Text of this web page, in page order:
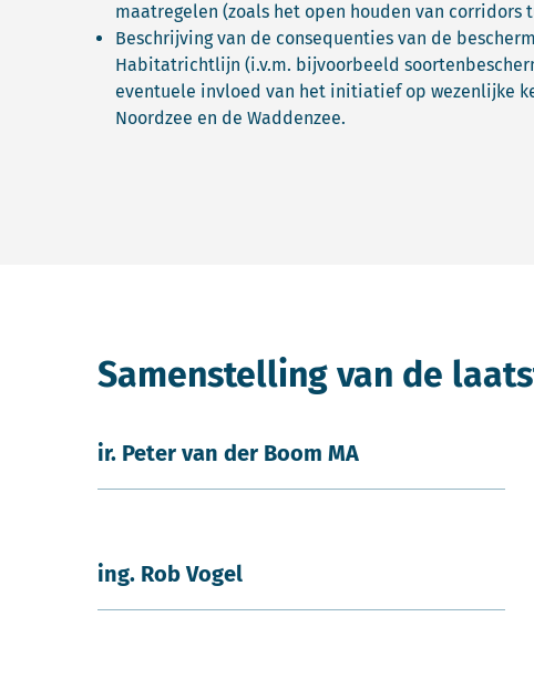
maatregelen (zoals het open houden van corridors
Beschrijving van de consequenties van de
Habitatrichtlijn (i.v.m. bijvoorbeeld
eventuele invloed van het initiatief op wezenlijke
Noordzee en de Waddenzee.
Samenstelling van de
ir. Peter van der Boom MA
ing. Rob Vogel